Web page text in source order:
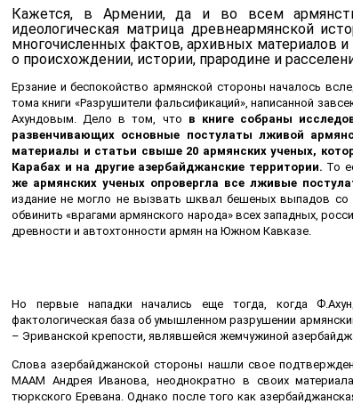
Кажется, в Армении, да и во всем
идеологическая матрица древнеармянской
многочисленных фактов, архивных материалов
о происхождении, истории, прародине и
Ерзание и беспокойство армянской стороны началось
тома книги «Разрушители фальсификаций», написанной
Ахундовым. Дело в том, что в книге собраны
развенчивающих основные постулаты лживой
материалы и статьи свыше 20 армянских ученых,
Карабах и на другие азербайджанские территории. То
же армянских ученых опровергла все лживые
издание не могло не вызвать шквал бешеных выпадов
обвинить «врагами армянского народа» всех западных,
древности и автохтонности армян на Южном Кавказе.
Но первые нападки начались еще тогда, когда
фактологическая база об умышленном разрушении
– Эриванской крепости, являвшейся жемчужиной
Слова азербайджанской стороны нашли свое
МААМ Андрея Иванова, неоднократно в своих
тюркского Еревана. Однако после того как